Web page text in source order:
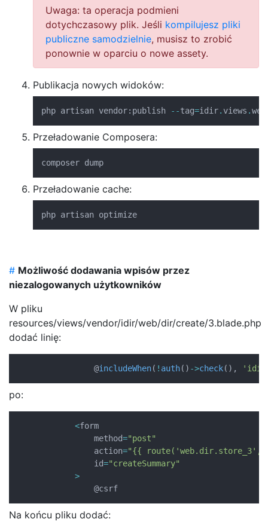
Uwaga: ta operacja podmieni
dotychczasowy plik. Jeśli kompilujesz pliki
publiczne samodzielnie, musisz to zrobić
ponownie w oparciu o nowe assety.
Publikacja nowych widoków:
php artisan vendor: publish --tag=idir. views .web
Przeładowanie Composera:
composer dump
Przeładowanie cache:
php artisan optimize
# Możliwość dodawania wpisów przez
niezalogowanych użytkowników
W pliku
resources/views/vendor/idir/web/dir/create/3.blade.php
dodać linię:
                @
includeWhen( ! auth( ) ->check( ) ,
po:
<form
                method
="post"
                action
="{{ route('web.dir.store_3',
                id
="createSummary"
>
                @csrf
Na końcu pliku dodać: